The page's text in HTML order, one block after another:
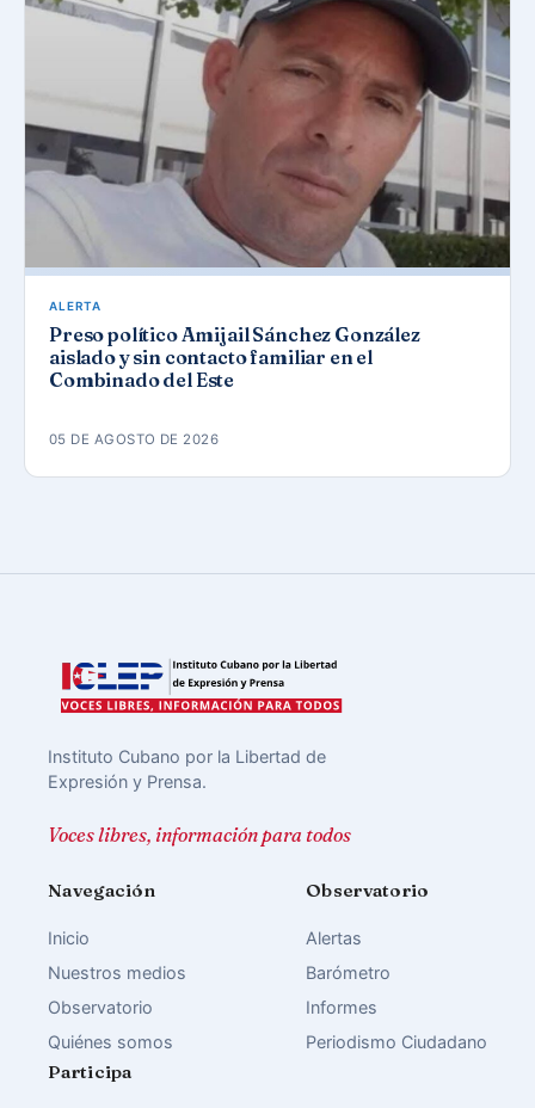
ALERTA
Preso político Amijail Sánchez González
aislado y sin contacto familiar en el
Combinado del Este
05 DE AGOSTO DE 2026
Instituto Cubano por la Libertad de
Expresión y Prensa.
Voces libres, información para todos
Navegación
Inicio
Nuestros medios
Observatorio
Quiénes somos
Observatorio
Alertas
Barómetro
Informes
Periodismo Ciudadano
Participa